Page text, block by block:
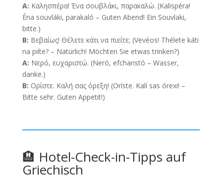
A: Καλησπέρα! Ένα σουβλάκι, παρακαλώ. (Kalispéra!
Éna souvláki, parakaló – Guten Abend! Ein Souvlaki,
bitte.)
B: Βεβαίως! Θέλετε κάτι να πιείτε; (Vevéos! Thélete káti
na piíte? – Natürlich! Möchten Sie etwas trinken?)
A: Νερό, ευχαριστώ. (Neró, efcharistó – Wasser,
danke.)
B: Ορίστε. Καλή σας όρεξη! (Oríste. Kalí sas órexi! –
Bitte sehr. Guten Appetit!)
🏨 Hotel-Check-in-Tipps auf
Griechisch